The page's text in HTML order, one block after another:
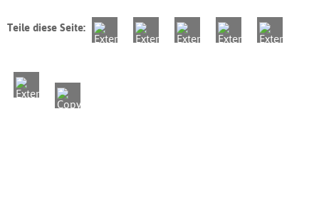
Teile diese Seite: